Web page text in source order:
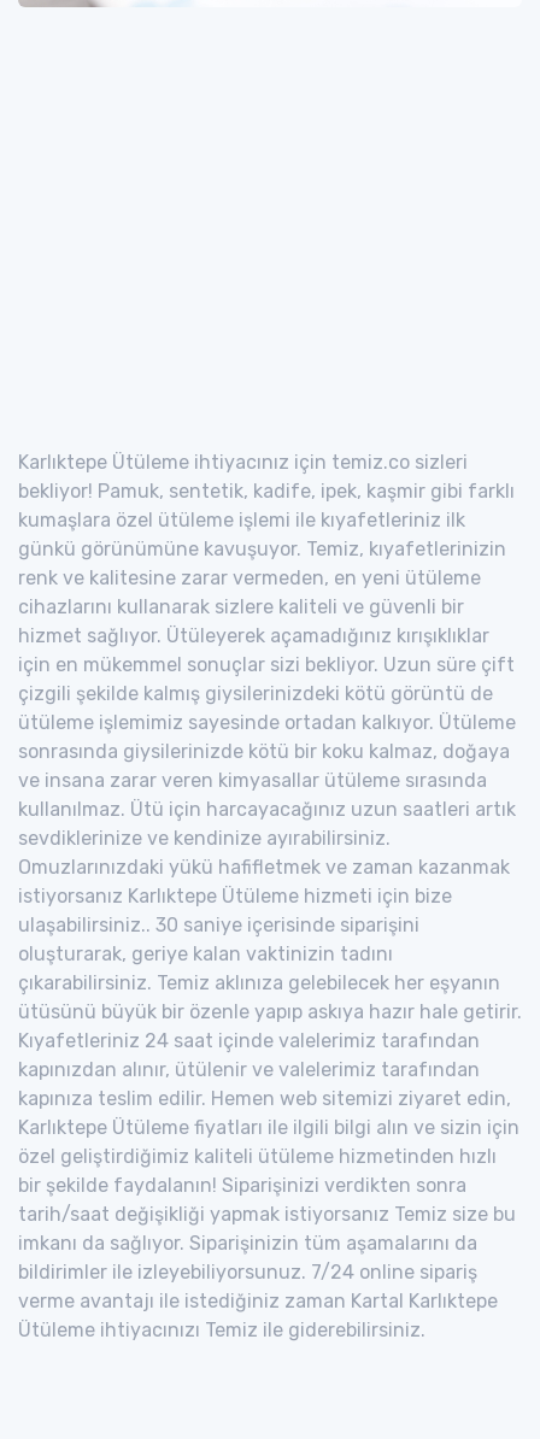
Karlıktepe Ütüleme ihtiyacınız için temiz.co sizleri
bekliyor! Pamuk, sentetik, kadife, ipek, kaşmir gibi farklı
kumaşlara özel ütüleme işlemi ile kıyafetleriniz ilk
günkü görünümüne kavuşuyor. Temiz, kıyafetlerinizin
renk ve kalitesine zarar vermeden, en yeni ütüleme
cihazlarını kullanarak sizlere kaliteli ve güvenli bir
hizmet sağlıyor. Ütüleyerek açamadığınız kırışıklıklar
için en mükemmel sonuçlar sizi bekliyor. Uzun süre çift
çizgili şekilde kalmış giysilerinizdeki kötü görüntü de
ütüleme işlemimiz sayesinde ortadan kalkıyor. Ütüleme
sonrasında giysilerinizde kötü bir koku kalmaz, doğaya
ve insana zarar veren kimyasallar ütüleme sırasında
kullanılmaz. Ütü için harcayacağınız uzun saatleri artık
sevdiklerinize ve kendinize ayırabilirsiniz.
Omuzlarınızdaki yükü hafifletmek ve zaman kazanmak
istiyorsanız Karlıktepe Ütüleme hizmeti için bize
ulaşabilirsiniz.. 30 saniye içerisinde siparişini
oluşturarak, geriye kalan vaktinizin tadını
çıkarabilirsiniz. Temiz aklınıza gelebilecek her eşyanın
ütüsünü büyük bir özenle yapıp askıya hazır hale getirir.
Kıyafetleriniz 24 saat içinde valelerimiz tarafından
kapınızdan alınır, ütülenir ve valelerimiz tarafından
kapınıza teslim edilir. Hemen web sitemizi ziyaret edin,
Karlıktepe Ütüleme fiyatları ile ilgili bilgi alın ve sizin için
özel geliştirdiğimiz kaliteli ütüleme hizmetinden hızlı
bir şekilde faydalanın! Siparişinizi verdikten sonra
tarih/saat değişikliği yapmak istiyorsanız Temiz size bu
imkanı da sağlıyor. Siparişinizin tüm aşamalarını da
bildirimler ile izleyebiliyorsunuz. 7/24 online sipariş
verme avantajı ile istediğiniz zaman Kartal Karlıktepe
Ütüleme ihtiyacınızı Temiz ile giderebilirsiniz.